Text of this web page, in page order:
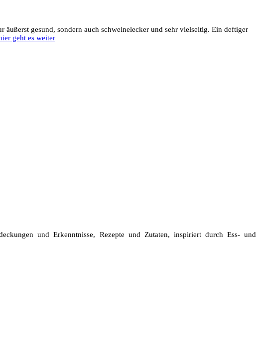
gesund, sondern auch schweinelecker und sehr vielseitig. Ein deftiger
geht es weiter
und Erkenntnisse, Rezepte und Zutaten, inspiriert durch Ess- und